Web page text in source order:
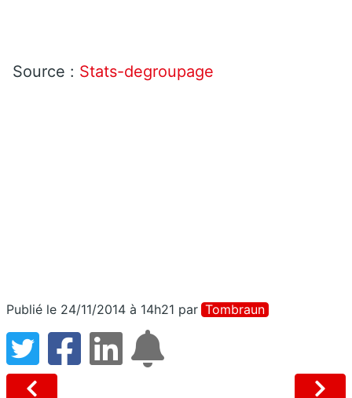
Source : Stats-degroupage
Publié le 24/11/2014 à 14h21 par Tombraun